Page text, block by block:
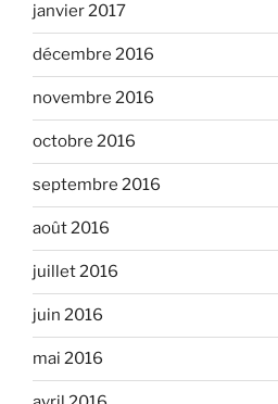
janvier 2017
décembre 2016
novembre 2016
octobre 2016
septembre 2016
août 2016
juillet 2016
juin 2016
mai 2016